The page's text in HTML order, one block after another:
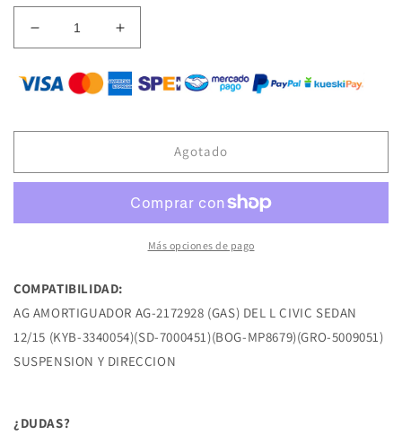
Reducir
cantidad
para
AG-
AMORTIGUADOR
L
SEDAN
Aumentar
cantidad
para
AG-
AMORTIGUADOR
L
CIVIC
SEDAN
12/15
Agotado
Más opciones de pago
COMPATIBILIDAD:
AG AMORTIGUADOR AG-2172928 (GAS) DEL L CIVIC SEDAN
12/15 (KYB-3340054)(SD-7000451)(BOG-MP8679)(GRO-5009051)
SUSPENSION Y DIRECCION
¿DUDAS?